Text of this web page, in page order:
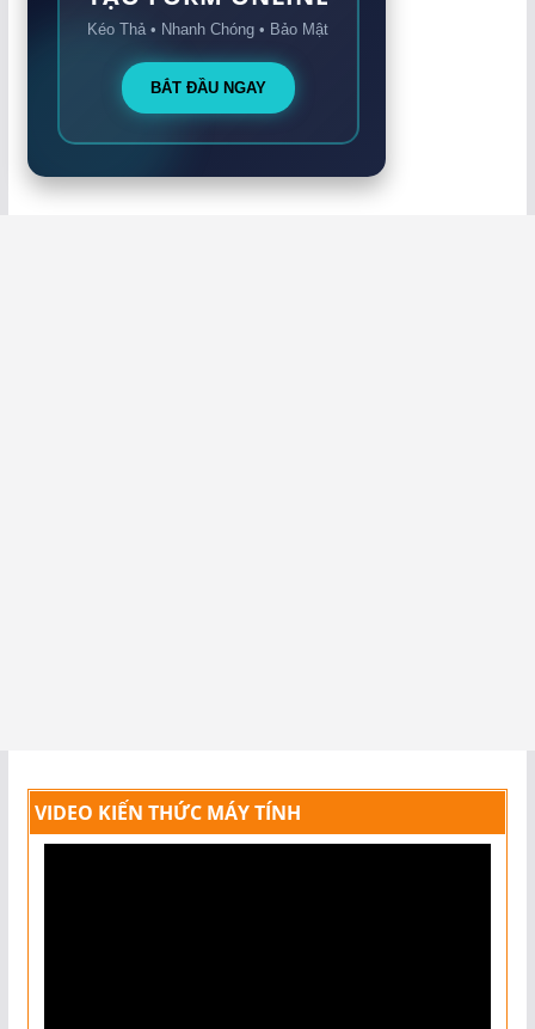
Kéo Thả • Nhanh Chóng • Bảo Mật
BẮT ĐẦU NGAY
VIDEO KIẾN THỨC MÁY TÍNH